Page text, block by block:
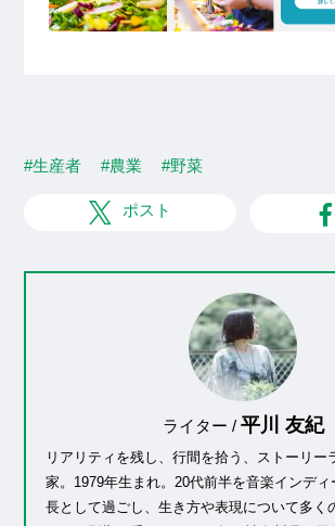
#生産者 #農業 #野菜
ポスト
ライター / 平川 友紀
リアリティを残し、行間を拾う、ストーリー
家。1979年生まれ。20代前半を音楽インデ
長として過ごし、生き方や表現について多く